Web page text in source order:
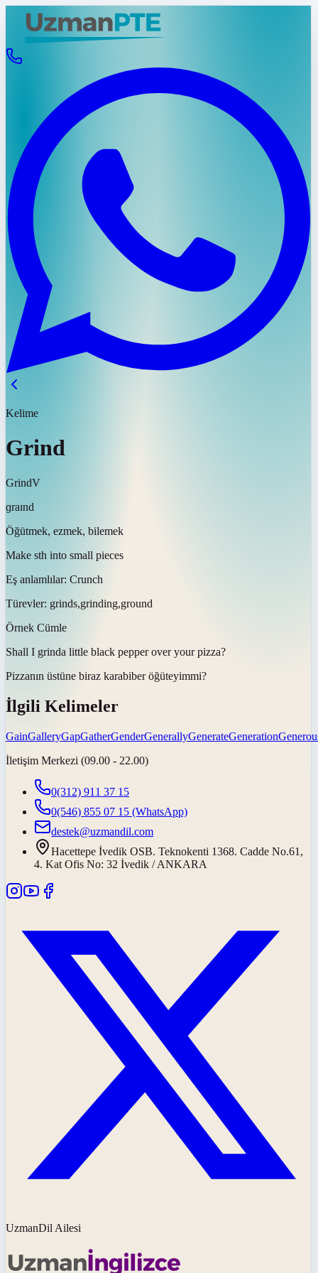
Kelime
Grind
GrindV
ɡraɪnd
Öğütmek, ezmek, bilemek
Make sth into small pieces
Eş anlamlılar: Crunch
Türevler: grinds,grinding,ground
Örnek Cümle
Shall I grinda little black pepper over your pizza?
Pizzanın üstüne biraz karabiber öğüteyimmi?
İlgili Kelimeler
GainGalleryGapGatherGenderGenerallyGenerateGeneration
İletişim Merkezi (09.00 - 22.00)
0(312) 911 37 15
0(546) 855 07 15 (WhatsApp)
destek@uzmandil.com
Hacettepe İvedik OSB. Teknokenti 1368. Cadde No.61,
4. Kat Ofis No: 32 İvedik / ANKARA
UzmanDil Ailesi